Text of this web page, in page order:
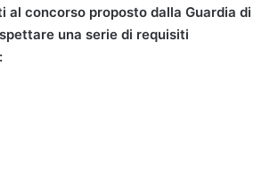
al concorso proposto dalla Guardia di
una serie di requisiti